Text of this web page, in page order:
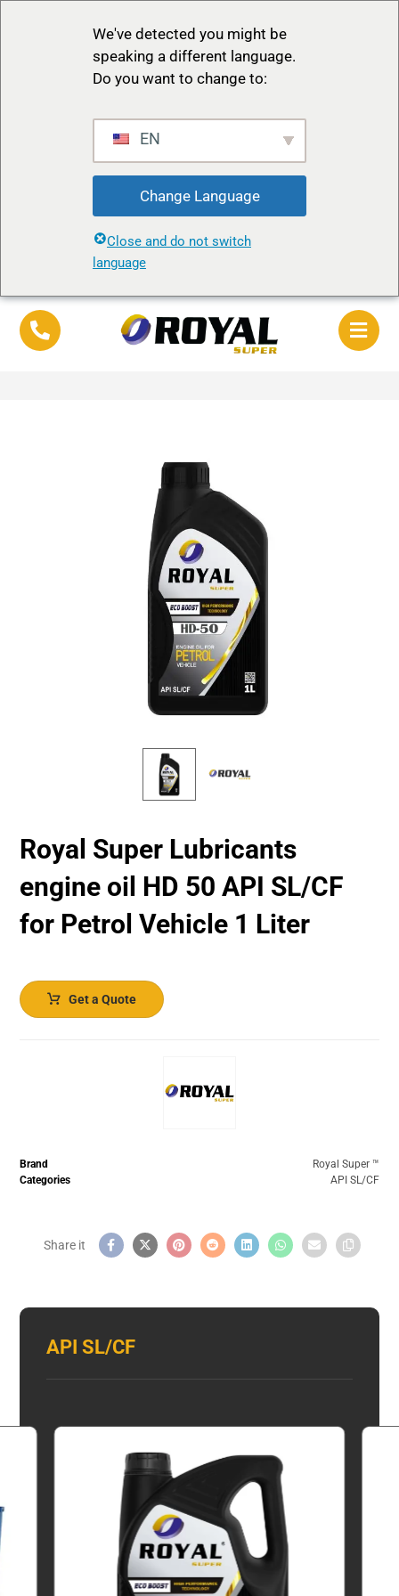
We've detected you might be
speaking a different language.
Do you want to change to:
EN
Change Language
Close and do not switch
language
Royal Super Lubricants
engine oil HD 50 API SL/CF
for Petrol Vehicle 1 Liter
Get a Quote
Brand
Royal Super ™️
Categories
API SL/CF
API SL/CF